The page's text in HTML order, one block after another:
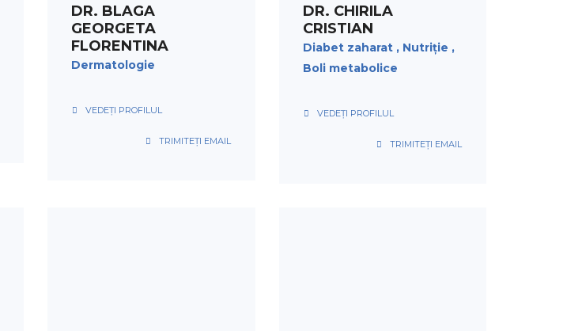
DR. BLAGA
GEORGETA
FLORENTINA
Dermatologie
VEDEȚI PROFILUL
TRIMITEȚI EMAIL
DR. CHIRILA
CRISTIAN
Diabet zaharat
Nutriție
Boli metabolice
VEDEȚI PROFILUL
TRIMITEȚI EMAIL